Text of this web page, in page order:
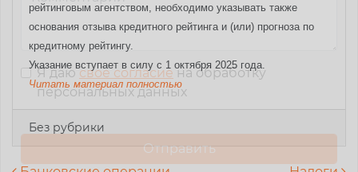
рейтинговым агентством, необходимо указывать также
основания отзыва кредитного рейтинга и (или) прогноза по
кредитному рейтингу.
Указание вступает в силу с 1 октября 2025 года.
Читать материал полностью
Без рубрики
Я даюсвое согласиена обработку
персональных данных